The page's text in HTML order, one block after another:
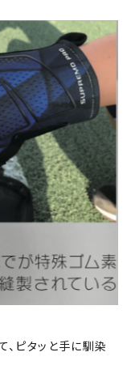
、ピタッと手に馴染